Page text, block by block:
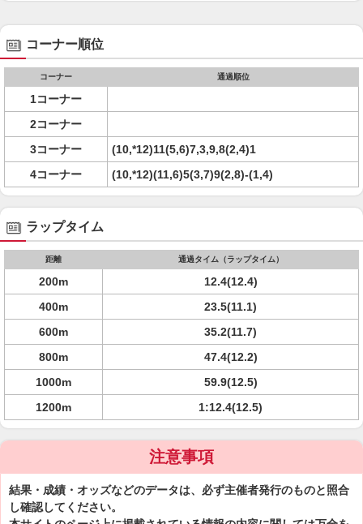
コーナー順位
コーナー 通過順位
1コーナー
2コーナー
3コーナー
(10,*12)11(5,6)7,3,9,8(2,4)1
4コーナー
(10,*12)(11,6)5(3,7)9(2,8)-(1,4)
ラップタイム
距離 通過タイム（ラップタイム）
200m
12.4(12.4)
400m
23.5(11.1)
600m
35.2(11.7)
800m
47.4(12.2)
1000m
59.9(12.5)
1200m
1:12.4(12.5)
注意事項
結果・成績・オッズなどのデータは、必ず主催者発行のものと照合
し確認してください。